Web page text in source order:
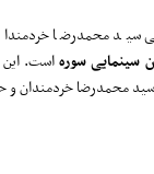
سید محمد‌رضا
سینمایی سورهاست. این
محمدرضا خردمندان و